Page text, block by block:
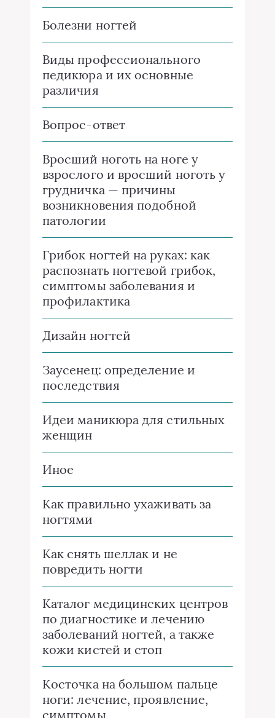
Болезни ногтей
Виды профессионального
педикюра и их основные
различия
Вопрос-ответ
Вросший ноготь на ноге у
взрослого и вросший ноготь у
грудничка — причины
возникновения подобной
патологии
Грибок ногтей на руках: как
распознать ногтевой грибок,
симптомы заболевания и
профилактика
Дизайн ногтей
Заусенец: определение и
последствия
Идеи маникюра для стильных
женщин
Иное
Как правильно ухаживать за
ногтями
Как снять шеллак и не
повредить ногти
Каталог медицинских центров
по диагностике и лечению
заболеваний ногтей, а также
кожи кистей и стоп
Косточка на большом пальце
ноги: лечение, проявление,
симптомы